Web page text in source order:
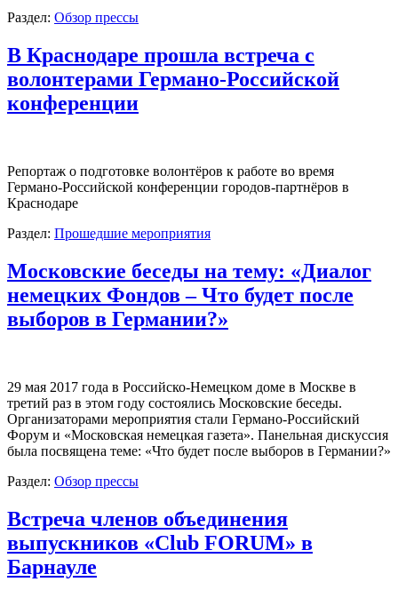
Раздел: Обзор прессы
В Краснодаре прошла встреча с
волонтерами Германо-Российской
конференции
Репортаж о подготовке волонтёров к работе во время
Германо-Российской конференции городов-партнёров в
Краснодаре
Раздел: Прошедшие мероприятия
Московские беседы на тему: «Диалог
немецких Фондов – Что будет после
выборов в Германии?»
29 мая 2017 года в Российско-Немецком доме в Москве в
третий раз в этом году состоялись Московские беседы.
Организаторами мероприятия стали Германо-Российский
Форум и «Московская немецкая газета». Панельная дискуссия
была посвящена теме: «Что будет после выборов в Германии?»
Раздел: Обзор прессы
Встреча членов объединения
выпускников «Club FORUM» в
Барнауле